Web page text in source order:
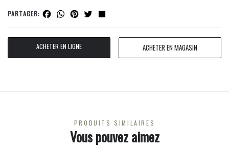
PARTAGER: Facebook
WhatsApp
Pinterest
Twitter
ACHETER EN LIGNE ACHETER EN MAGASIN
PRODUITS SIMILAIRES
Vous pouvez aimez